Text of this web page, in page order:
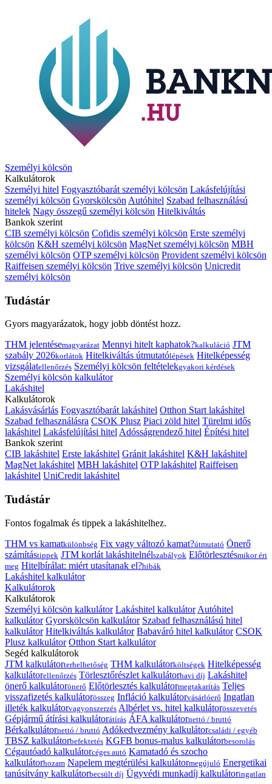
Személyi kölcsön
Kalkulátorok
Személyi hitel Fogyasztóbarát személyi kölcsön Lakásfelújítási
személyi kölcsön Gyorskölcsön Autóhitel Szabad felhasználású
hitelek Nagy összegű személyi kölcsön Hitelkiváltás
Bankok szerint
CIB személyi kölcsön Cofidis személyi kölcsön Erste személyi
kölcsön K&H személyi kölcsön MagNet személyi kölcsön MBH
személyi kölcsön OTP személyi kölcsön Provident személyi kölcsön
Raiffeisen személyi kölcsön Trive személyi kölcsön Unicredit
személyi kölcsön
Tudástár
Gyors magyarázatok, hogy jobb döntést hozz.
THM jelentésemagyarázat Mennyi hitelt kaphatok?kalkuláció JTM
szabály 2026korlátok Hitelkiváltás útmutatólépések Hitelképesség
vizsgálatellenőrzés Személyi kölcsön feltételekgyakori kérdések
Személyi kölcsön kalkulátor
Lakáshitel
Kalkulátorok
Lakásvásárlás Fogyasztóbarát lakáshitel Otthon Start lakáshitel
Szabad felhasználásra CSOK Plusz Piaci zöld hitel Türelmi idős
lakáshitel Lakásfelújítási hitelAdósságrendező hitel Építési hitel
Bankok szerint
CIB lakáshitel Erste lakáshitel Gránit lakáshitel K&H lakáshitel
MagNet lakáshitel MBH lakáshitel OTP lakáshitel Raiffeisen
lakáshitel UniCredit lakáshitel
Tudástár
Fontos fogalmak és tippek a lakáshitelhez.
THM vs kamatkülönbség Fix vagy változó kamat?útmutató Önerő
számítástippek JTM korlát lakáshitelnélszabályok Előtörlesztésmikor éri
meg Hitelbírálat: miért utasítanak el?hibák
Lakáshitel kalkulátor
Kalkulátorok
Kalkulátorok
Személyi kölcsön kalkulátor Lakáshitel kalkulátor Autóhitel
kalkulátor Gyorskölcsön kalkulátor Szabad felhasználású hitel
kalkulátor Hitelkiváltás kalkulátor Babaváró hitel kalkulátor CSOK
Plusz kalkulátor Otthon Start kalkulátor
Segéd kalkulátorok
JTM kalkulátorterhelhetőség THM kalkulátorköltségek Hitelképesség
kalkulátorellenőrzés Törlesztőrészlet kalkulátorhavi díj Lakáshitel
önerő kalkulátorönerő Előtörlesztés kalkulátormegtakarítás Teljes
visszafizetés kalkulátorösszeg Infláció kalkulátorvásárlóerő Ingatlan
illeték kalkulátorvagyonszerzés Albérlet vs. hitel kalkulátorösszevetés
Gépjármű átírási kalkulátorátírás ÁFA kalkulátornettó / bruttó
Bérkalkulátornettó / bruttó Adókedvezmény kalkulátorcsaládi / egyéb
TBSZ kalkulátorbefektetés KGFB bonus-malus kalkulátorbesorolás
Cégautóadó kalkulátorcéges autó Kamatadó és szocho
kalkulátorhozam Napelem megtérülési kalkulátormegújuló Energetikai
tanúsítvány kalkulátorbecsült díj Ügyvédi munkadíj kalkulátoringatlan